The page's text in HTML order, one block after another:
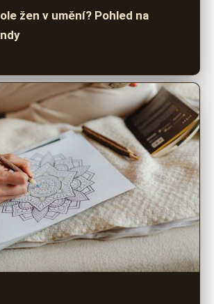
žen v umění? Pohled na